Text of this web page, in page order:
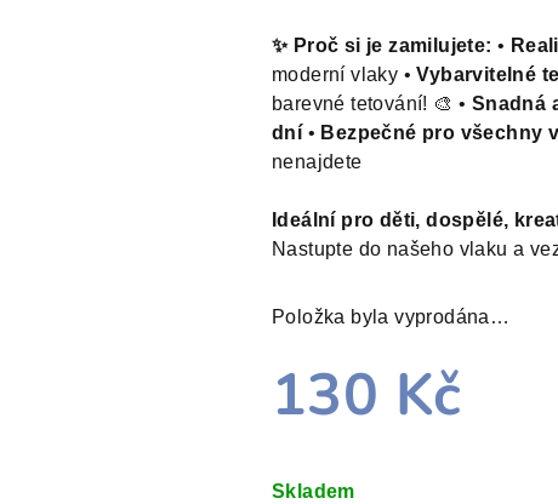
✨ Proč si je zamilujete: •
moderní vlaky •Vybarvitelné
barevné tetování! 🎨 • Snadná
dní • Bezpečné pro všechny
nenajdete
Ideální pro děti, dospělé,
Nastupte do našeho vlaku a
Položka byla vyprodána…
130 Kč
cena:
Skladem